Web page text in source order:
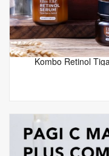
Kombo Retinol